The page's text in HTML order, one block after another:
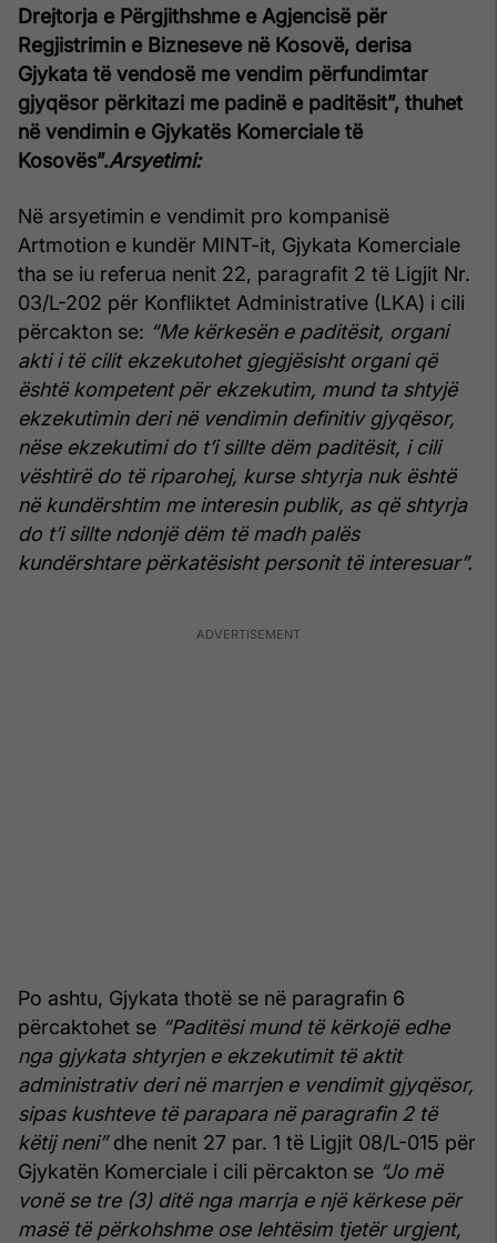
Drejtorja e Përgjithshme e Agjencisë për
Regjistrimin e Bizneseve në Kosovë, derisa
Gjykata të vendosë me vendim përfundimtar
gjyqësor përkitazi me padinë e paditësit”, thuhet
në vendimin e Gjykatës Komerciale të
Kosovës”.Arsyetimi:
Në arsyetimin e vendimit pro kompanisë
Artmotion e kundër MINT-it, Gjykata Komerciale
tha se iu referua nenit 22, paragrafit 2 të Ligjit Nr.
03/L-202 për Konfliktet Administrative (LKA) i cili
përcakton se: “Me kërkesën e paditësit, organi
akti i të cilit ekzekutohet gjegjësisht organi që
është kompetent për ekzekutim, mund ta shtyjë
ekzekutimin deri në vendimin definitiv gjyqësor,
nëse ekzekutimi do t’i sillte dëm paditësit, i cili
vështirë do të riparohej, kurse shtyrja nuk është
në kundërshtim me interesin publik, as që shtyrja
do t’i sillte ndonjë dëm të madh palës
kundërshtare përkatësisht personit të interesuar”.
Po ashtu, Gjykata thotë se në paragrafin 6
përcaktohet se “Paditësi mund të kërkojë edhe
nga gjykata shtyrjen e ekzekutimit të aktit
administrativ deri në marrjen e vendimit gjyqësor,
sipas kushteve të parapara në paragrafin 2 të
këtij neni”dhe nenit 27 par. 1 të Ligjit 08/L-015 për
Gjykatën Komerciale i cili përcakton se “Jo më
vonë se tre (3) ditë nga marrja e një kërkese për
masë të përkohshme ose lehtësim tjetër urgjent,